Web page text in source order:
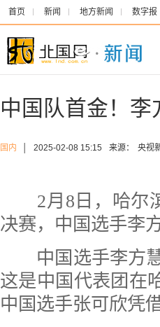
首页 新闻 地方新闻 数字报
中国队首金！
国内 2025-02-08 15:15 来源： 央视
2月8日，哈尔滨
决赛，中国选手李
中国选手李方慧
这是中国代表团在
中国选手张可欣凭